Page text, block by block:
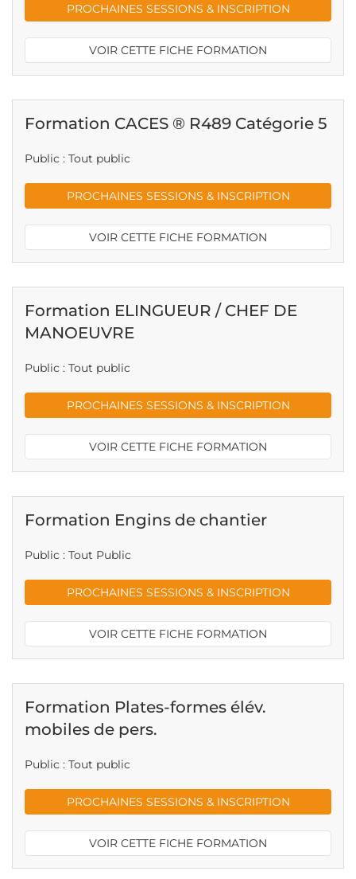
PROCHAINES SESSIONS & INSCRIPTION
VOIR CETTE FICHE FORMATION
Formation CACES ® R489 Catégorie 5
Public : Tout public
PROCHAINES SESSIONS & INSCRIPTION
VOIR CETTE FICHE FORMATION
Formation ELINGUEUR / CHEF DE
MANOEUVRE
Public : Tout public
PROCHAINES SESSIONS & INSCRIPTION
VOIR CETTE FICHE FORMATION
Formation Engins de chantier
Public : Tout Public
PROCHAINES SESSIONS & INSCRIPTION
VOIR CETTE FICHE FORMATION
Formation Plates-formes élév.
mobiles de pers.
Public : Tout public
PROCHAINES SESSIONS & INSCRIPTION
VOIR CETTE FICHE FORMATION